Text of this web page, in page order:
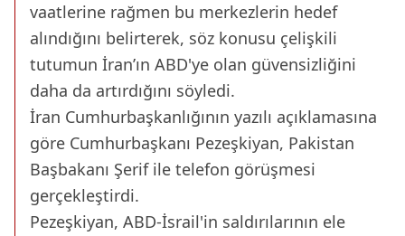
vaatlerine rağmen bu merkezlerin hedef
alındığını belirterek, söz konusu çelişkili
tutumun İran’ın ABD'ye olan güvensizliğini
daha da artırdığını söyledi.
İran Cumhurbaşkanlığının yazılı açıklamasına
göre Cumhurbaşkanı Pezeşkiyan, Pakistan
Başbakanı Şerif ile telefon görüşmesi
gerçekleştirdi.
Pezeşkiyan, ABD-İsrail'in saldırılarının ele